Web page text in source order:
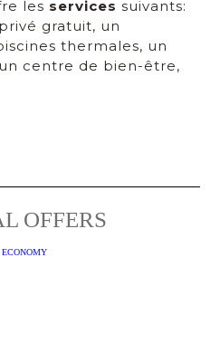
les services suivants:
gratuit, un
thermales, un
centre de bien-être,
OFFERS